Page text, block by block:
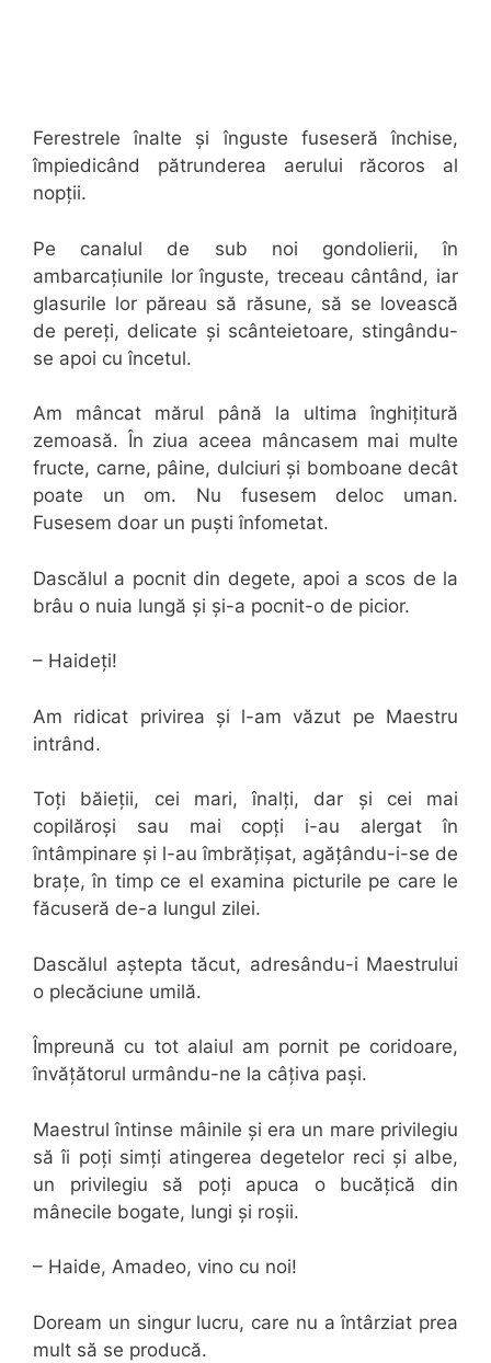
Ferestrele înalte și înguste fuseseră închise,
împiedicând pătrunderea aerului răcoros al
nopții.
Pe canalul de sub noi gondolierii, în
ambarcațiunile lor înguste, treceau cântând, iar
glasurile lor păreau să răsune, să se lovească
de pereți, delicate și scânteietoare, stingându-
se apoi cu încetul.
Am mâncat mărul până la ultima înghițitură
zemoasă. În ziua aceea mâncasem mai multe
fructe, carne, pâine, dulciuri și bomboane decât
poate un om. Nu fusesem deloc uman.
Fusesem doar un puști înfometat.
Dascălul a pocnit din degete, apoi a scos de la
brâu o nuia lungă și și-a pocnit-o de picior.
– Haideți!
Am ridicat privirea și l-am văzut pe Maestru
intrând.
Toți băieții, cei mari, înalți, dar și cei mai
copilăroși sau mai copți i-au alergat în
întâmpinare și l-au îmbrățișat, agățându-i-se de
brațe, în timp ce el examina picturile pe care le
făcuseră de-a lungul zilei.
Dascălul aștepta tăcut, adresându-i Maestrului
o plecăciune umilă.
Împreună cu tot alaiul am pornit pe coridoare,
învățătorul urmându-ne la câțiva pași.
Maestrul întinse mâinile și era un mare privilegiu
să îi poți simți atingerea degetelor reci și albe,
un privilegiu să poți apuca o bucățică din
mânecile bogate, lungi și roșii.
– Haide, Amadeo, vino cu noi!
Doream un singur lucru, care nu a întârziat prea
mult să se producă.